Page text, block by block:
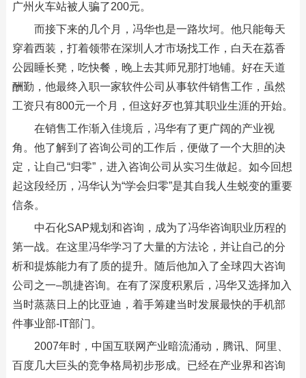
广州火车站被人骗了200元。
而接下来的几个月，冯华也是一路坎坷。他只能每天
穿着西装，打着领带在深圳人才市场找工作，白天在荔香
公园睡长凳，吃快餐，晚上去其师兄那打地铺。好在天道
酬勤，他最终入职一家软件公司从事软件销售工作，虽然
工资只有800元一个月，但这好歹也算其职业生涯的开始。
在销售工作渐入佳境后，冯华有了更广阔的产业视
角。他了解到了咨询公司的工作后，便做了一个大胆的决
定，让自己“归零”，进入咨询公司从实习生做起。如今回想
起这段经历，冯华认为“学会归零”是其自我人生蜕变的重要
信条。
中石化SAP规划和咨询，成为了冯华咨询职业历程的
第一战。在这里冯华学习了大量的方法论，并让自己的分
析和提炼能力有了质的提升。随后他加入了全球四大咨询
公司之一–凯捷咨询。在有了深度积累后，冯华又选择加入
当时蒸蒸日上的比亚迪，着手筹建当时发展最快的手机部
件事业部-IT部门。
2007年时，中国互联网产业暗流涌动，腾讯、阿里、
百度几大巨头的竞争格局初步形成。已经在产业界和咨询